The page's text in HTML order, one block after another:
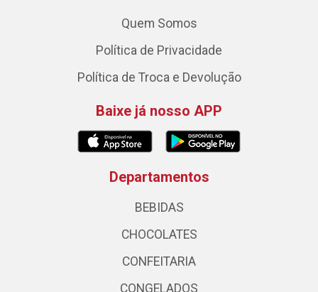
Quem Somos
Política de Privacidade
Política de Troca e Devolução
Baixe já nosso APP
Departamentos
BEBIDAS
CHOCOLATES
CONFEITARIA
CONGELADOS